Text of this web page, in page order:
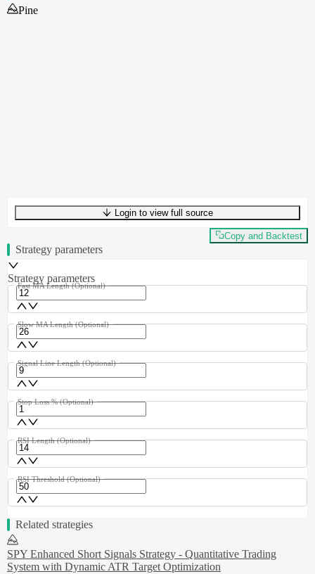
Pine
UTF-8262 bytes39 words0 linesLn 1,Col 0
Login to view full source
Copy and Backtest
Strategy parameters
Strategy parameters
Fast MA Length (Optional)
Slow MA Length (Optional)
Signal Line Length (Optional)
Stop Loss % (Optional)
RSI Length (Optional)
RSI Threshold (Optional)
Related strategies
SPY Enhanced Short Signals Strategy - Quantitative Trading
System with Dynamic ATR Target Optimization